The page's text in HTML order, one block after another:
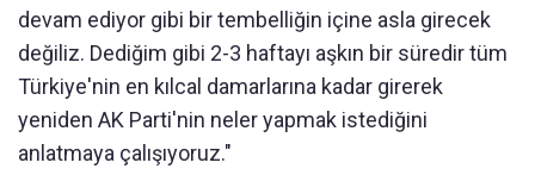
devam ediyor gibi bir tembelliğin içine asla girecek
değiliz. Dediğim gibi 2-3 haftayı aşkın bir süredir tüm
Türkiye'nin en kılcal damarlarına kadar girerek
yeniden AK Parti'nin neler yapmak istediğini
anlatmaya çalışıyoruz."